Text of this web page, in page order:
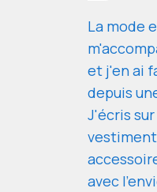
La mode
et j'en ai
depuis
J'écris
avec